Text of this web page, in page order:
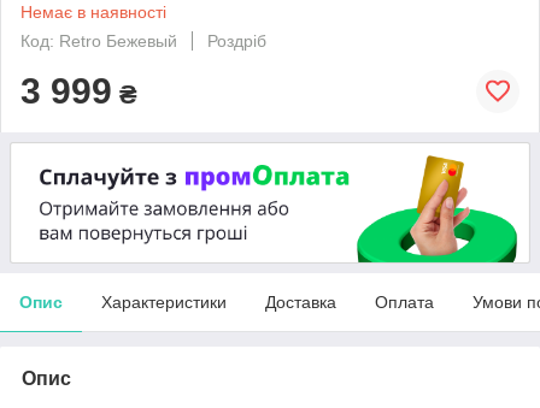
Немає в наявності
Код: Retro Бежевый
Роздріб
3 999 ₴
Опис Характеристики Доставка Оплата Умови
Опис